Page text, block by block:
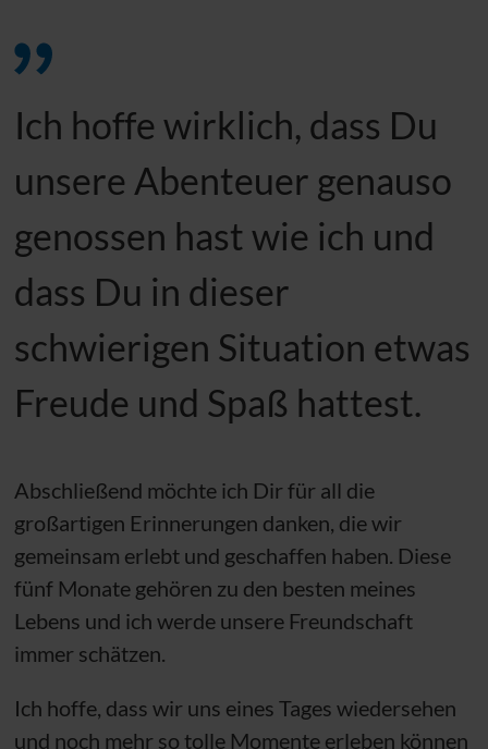
Ich hoffe wirklich, dass Du
unsere Abenteuer genauso
genossen hast wie ich und
dass Du in dieser
schwierigen Situation etwas
Freude und Spaß hattest.
Abschließend möchte ich Dir für all die
großartigen Erinnerungen danken, die wir
gemeinsam erlebt und geschaffen haben. Diese
fünf Monate gehören zu den besten meines
Lebens und ich werde unsere Freundschaft
immer schätzen.
Ich hoffe, dass wir uns eines Tages wiedersehen
und noch mehr so tolle Momente erleben können